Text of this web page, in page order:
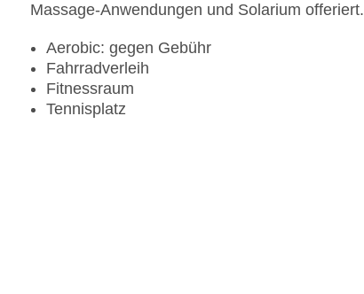
Massage-Anwendungen und Solarium offeriert.
Aerobic: gegen Gebühr
Fahrradverleih
Fitnessraum
Tennisplatz